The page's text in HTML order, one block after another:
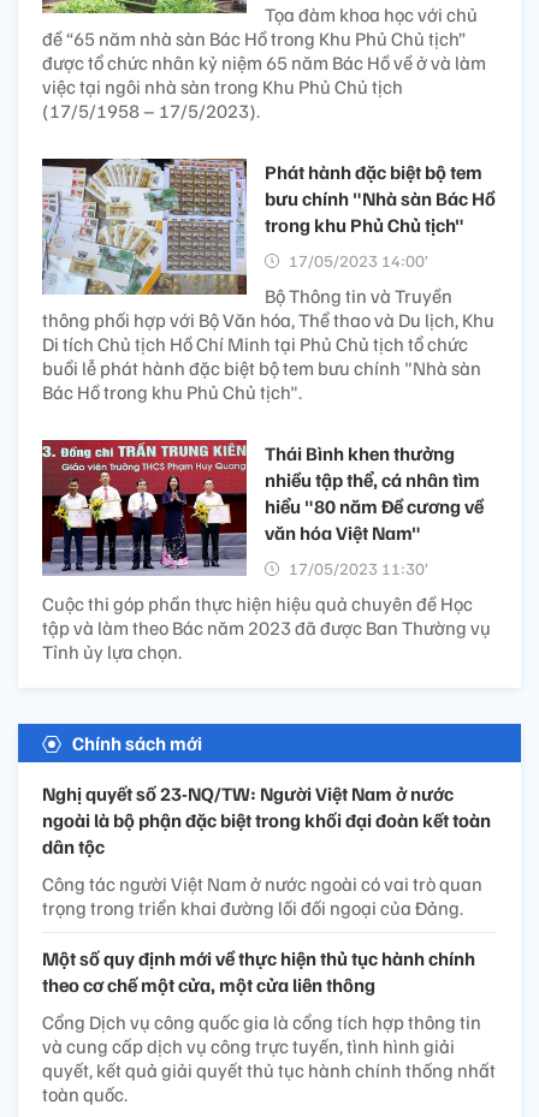
Tọa đàm khoa học với chủ
đề “65 năm nhà sàn Bác Hồ trong Khu Phủ Chủ tịch”
được tổ chức nhân kỷ niệm 65 năm Bác Hồ về ở và làm
việc tại ngôi nhà sàn trong Khu Phủ Chủ tịch
(17/5/1958 – 17/5/2023).
Phát hành đặc biệt bộ tem
bưu chính "Nhà sàn Bác Hồ
trong khu Phủ Chủ tịch"
17/05/2023 14:00’
Bộ Thông tin và Truyền
thông phối hợp với Bộ Văn hóa, Thể thao và Du lịch, Khu
Di tích Chủ tịch Hồ Chí Minh tại Phủ Chủ tịch tổ chức
buổi lễ phát hành đặc biệt bộ tem bưu chính "Nhà sàn
Bác Hồ trong khu Phủ Chủ tịch".
Thái Bình khen thưởng
nhiều tập thể, cá nhân tìm
hiểu "80 năm Đề cương về
văn hóa Việt Nam"
17/05/2023 11:30’
Cuộc thi góp phần thực hiện hiệu quả chuyên đề Học
tập và làm theo Bác năm 2023 đã được Ban Thường vụ
Tỉnh ủy lựa chọn.
Chính sách mới
Nghị quyết số 23-NQ/TW: Người Việt Nam ở nước
ngoài là bộ phận đặc biệt trong khối đại đoàn kết toàn
dân tộc
Công tác người Việt Nam ở nước ngoài có vai trò quan
trọng trong triển khai đường lối đối ngoại của Đảng.
Một số quy định mới về thực hiện thủ tục hành chính
theo cơ chế một cửa, một cửa liên thông
Cổng Dịch vụ công quốc gia là cổng tích hợp thông tin
và cung cấp dịch vụ công trực tuyến, tình hình giải
quyết, kết quả giải quyết thủ tục hành chính thống nhất
toàn quốc.